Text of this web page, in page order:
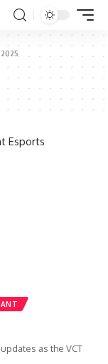
as the VCT